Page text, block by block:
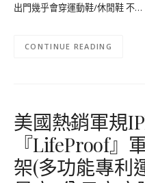
出門幾乎會穿運動鞋/休閒鞋 不…
CONTINUE READING
美國熱銷軍規
『LifeProof』
架(多功能專利